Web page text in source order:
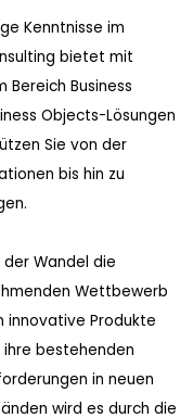
Kenntnisse im
bietet mit
Business
Objects-Lösungen
Sie von der
bis hin zu
Wandel die
Wettbewerb
innovative Produkte
bestehenden
in neuen
wird es durch die